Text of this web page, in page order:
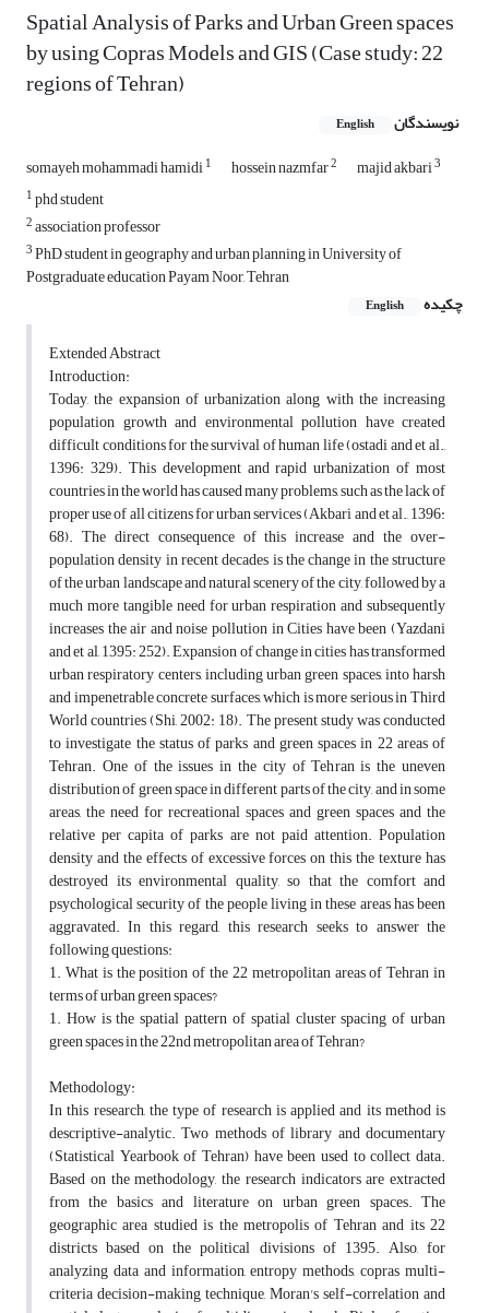
Spatial Analysis of Parks and Urban Green spaces
by using Copras Models and GIS (Case study: 22
regions of Tehran)
نویسندگان English
somayeh mohammadi hamidi1 hossein nazmfar2 majid akbari3
1phd student
2association professor
3PhD student in geography and urban planning in University of
Postgraduate education Payam Noor, Tehran
چکیده
English
Extended Abstract
Introduction:
Today, the expansion of urbanization along with the increasing
population growth and environmental pollution have created
difficult conditions for the survival of human life (ostadi and et al.,
1396: 329). This development and rapid urbanization of most
countries in the world has caused many problems, such as the lack of
proper use of all citizens for urban services (Akbari and et al., 1396:
68). The direct consequence of this increase and the over-
population density in recent decades is the change in the structure
of the urban landscape and natural scenery of the city, followed by a
much more tangible need for urban respiration and subsequently
increases the air and noise pollution in Cities have been (Yazdani
and et al, 1395: 252). Expansion of change in cities has transformed
urban respiratory centers, including urban green spaces, into harsh
and impenetrable concrete surfaces, which is more serious in Third
World countries (Shi, 2002: 18). The present study was conducted
to investigate the status of parks and green spaces in 22 areas of
Tehran. One of the issues in the city of Tehran is the uneven
distribution of green space in different parts of the city, and in some
areas, the need for recreational spaces and green spaces and the
relative per capita of parks are not paid attention. Population
density and the effects of excessive forces on this the texture has
destroyed its environmental quality, so that the comfort and
psychological security of the people living in these areas has been
aggravated. In this regard, this research seeks to answer the
following questions:
1. What is the position of the 22 metropolitan areas of Tehran in
terms of urban green spaces?
1. How is the spatial pattern of spatial cluster spacing of urban
green spaces in the 22nd metropolitan area of Tehran?
Methodology:
In this research, the type of research is applied and its method is
descriptive-analytic. Two methods of library and documentary
(Statistical Yearbook of Tehran) have been used to collect data.
Based on the methodology, the research indicators are extracted
from the basics and literature on urban green spaces. The
geographic area studied is the metropolis of Tehran and its 22
districts based on the political divisions of 1395. Also, for
analyzing data and information, entropy methods, copras multi-
criteria decision-making technique, Moran's self-correlation and